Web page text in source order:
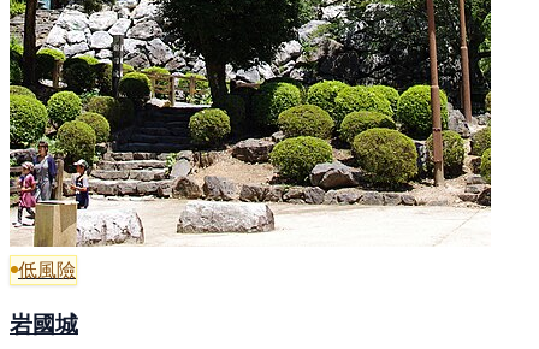
低風險
岩國城